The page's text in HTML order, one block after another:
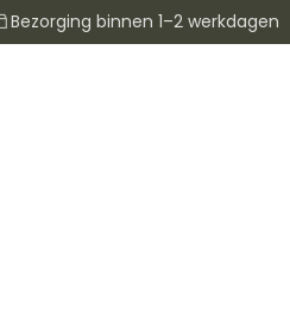
Bezorging binnen 1–2 werkdagen